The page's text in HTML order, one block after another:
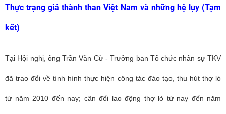
Thực trạng giá thành than Việt Nam và những hệ lụy (Tạm
kết)
Tại Hội nghị, ông Trần Văn Cừ - Trưởng ban Tổ chức nhân sự TKV
đã trao đổi về tình hình thực hiện công tác đào tạo, thu hút thợ lò
từ năm 2010 đến nay; cân đối lao động thợ lò từ nay đến năm